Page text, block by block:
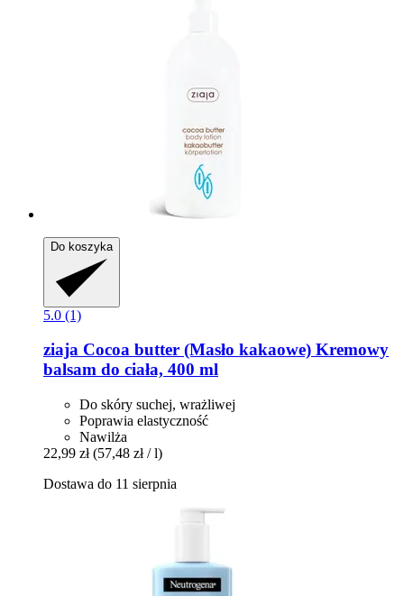
Do koszyka
5.0 (1)
ziaja Cocoa butter (Masło kakaowe) Kremowy
balsam do ciała, 400 ml
Do skóry suchej, wrażliwej
Poprawia elastyczność
Nawilża
22,99 zł (57,48 zł / l)
Dostawa do 11 sierpnia